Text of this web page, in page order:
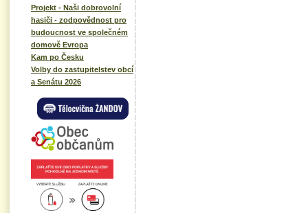
Projekt - Naši dobrovolní
hasiči - zodpovědnost pro
budoucnost ve společném
domově Evropa
Kam po Česku
Volby do zastupitelstev obcí
a Senátu 2026